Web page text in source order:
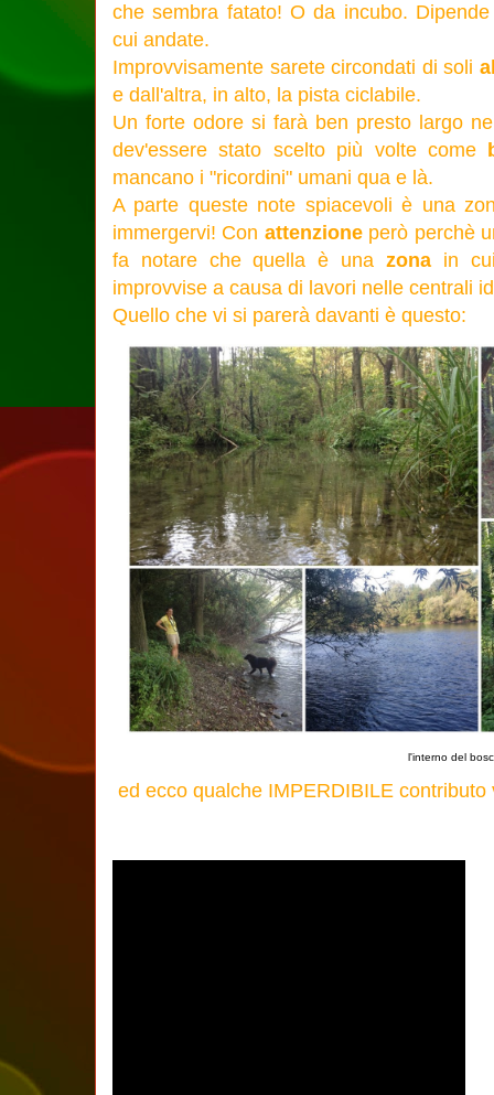
che sembra fatato! O da incubo.
cui andate.
Improvvisamente sarete circondati di soli
e dall'altra, in alto, la pista ciclabile.
Un forte odore si farà ben presto largo
dev'essere stato scelto più volte come
mancano i "ricordini" umani qua e là.
A parte queste note spiacevoli è una
immergervi! Con attenzione però perchè
fa notare che quella è una zona in
improvvise a causa di lavori nelle centrali
Quello che vi si parerà davanti è questo:
l'interno del
ed ecco qualche IMPERDIBILE contributo